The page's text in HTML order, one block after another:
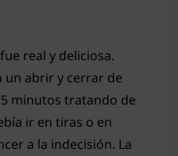
real y deliciosa.
un abrir y cerrar de
minutos tratando de
ir en tiras o en
a la indecisión. La